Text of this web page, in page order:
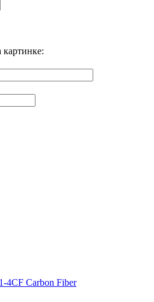
4CF Carbon Fiber